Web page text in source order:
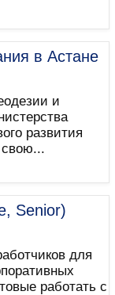
в Астане
и
развития
свою...
Senior)
для
работать с